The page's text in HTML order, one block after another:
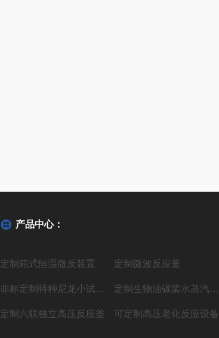
产品中心：
定制箱式恒温微反装置 定制微波反应釜
非标定制特种尼龙小试聚合反应装置 定制生物油碳桨水蒸汽气化制氢液体燃料装置
定制六联独立高压反应釜 可定制高压老化反应设备